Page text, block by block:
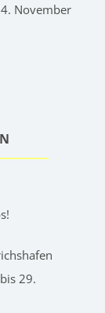
November
29.